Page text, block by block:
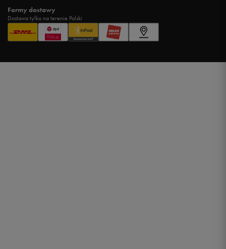
Formy dostawy
Dostawa tylko na terenie Polski